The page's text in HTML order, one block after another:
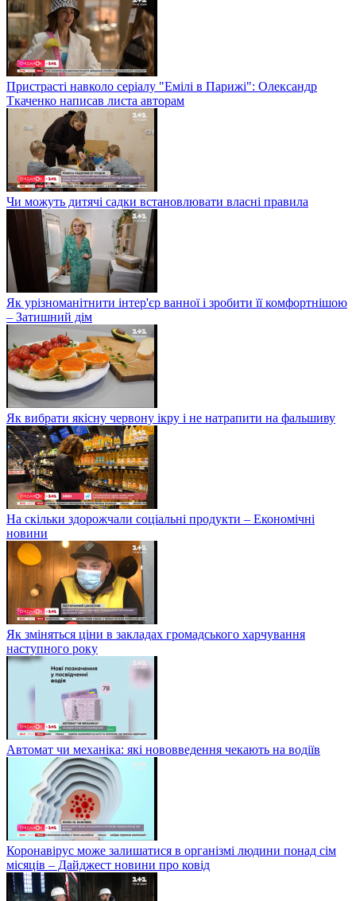
Пристрасті навколо серіалу "Емілі в Парижі": Олександр
Ткаченко написав листа авторам
Чи можуть дитячі садки встановлювати власні правила
Як урізноманітнити інтер'єр ванної і зробити її комфортнішою
– Затишний дім
Як вибрати якісну червону ікру і не натрапити на фальшиву
На скільки здорожчали соціальні продукти – Економічні
новини
Як зміняться ціни в закладах громадського харчування
наступного року
Автомат чи механіка: які нововведення чекають на водіїв
Коронавірус може залишатися в організмі людини понад сім
місяців – Дайджест новини про ковід